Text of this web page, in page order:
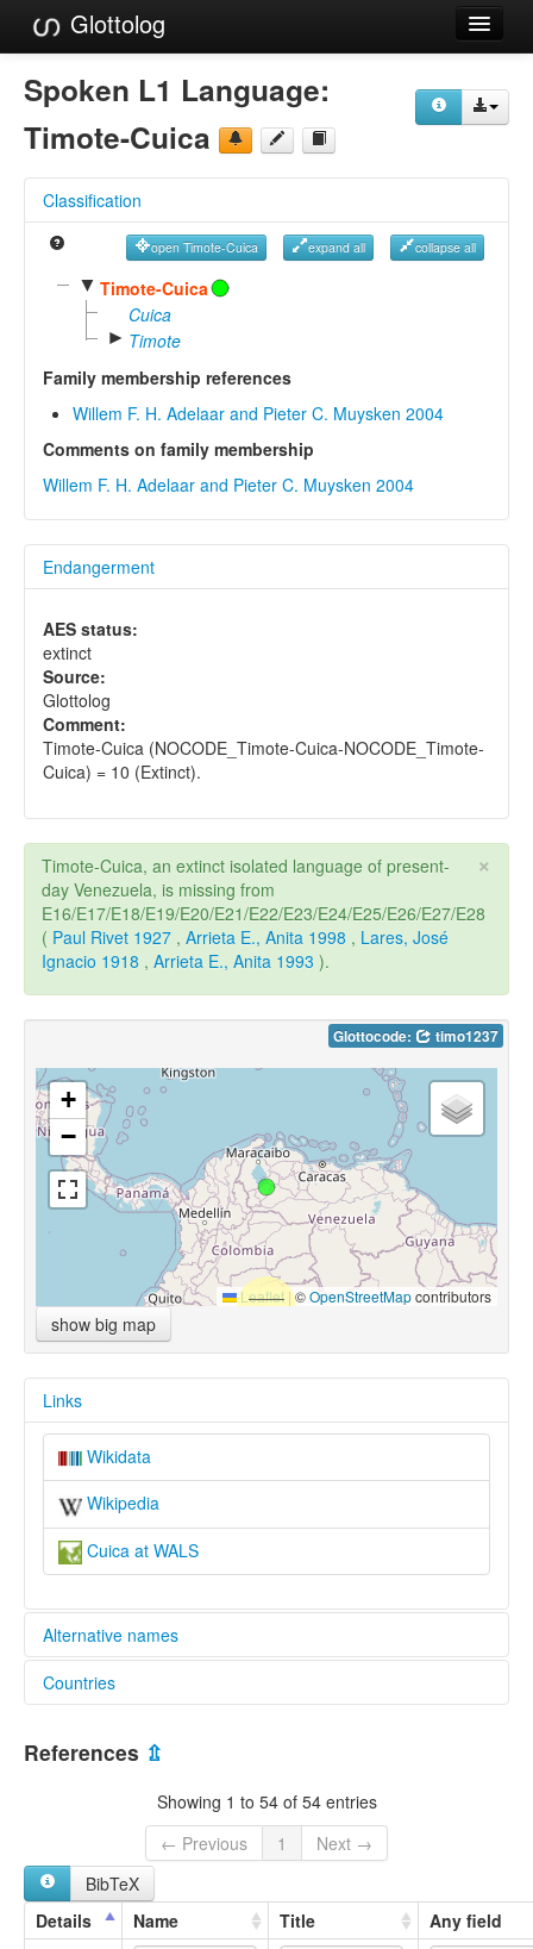
Glottolog
Languages
Families
References
Reference Search
GlottoScope
Spoken L1 Language:
Timote-Cuica
Classification
open Timote-Cuica expand all collapse all
▼ Timote-Cuica
Cuica
► Timote
Family membership references
Willem F. H. Adelaar and Pieter C. Muysken 2004
Comments on family membership
Willem F. H. Adelaar and Pieter C. Muysken 2004
Endangerment
AES status:
extinct
Source:
Glottolog
Comment:
Timote-Cuica (NOCODE_Timote-Cuica-NOCODE_Timote-
Cuica) = 10 (Extinct).
×
Timote-Cuica, an extinct isolated language of present-
day Venezuela, is missing from
E16/E17/E18/E19/E20/E21/E22/E23/E24/E25/E26/E27/E28
( Paul Rivet 1927 , Arrieta E., Anita 1998 , Lares, José
Ignacio 1918 , Arrieta E., Anita 1993 ).
Glottocode: timo1237
+
−
Leaflet |©OpenStreetMapcontributors
show big map
Links
Wikidata
Wikipedia
Cuica at WALS
Alternative names
multitree:
Timote-Cuica
Timotean
Timotean Subfamily
Countries
Venezuela, Bolivarian Republic of [VE]
References ⇫
Showing 1 to 54 of 54 entries
← Previous
1
Next →
BibTeX
Details
Name Title Any field